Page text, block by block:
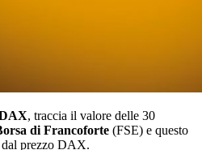
, traccia il valore delle 30
di Francoforte (FSE) e questo
dal prezzo DAX.